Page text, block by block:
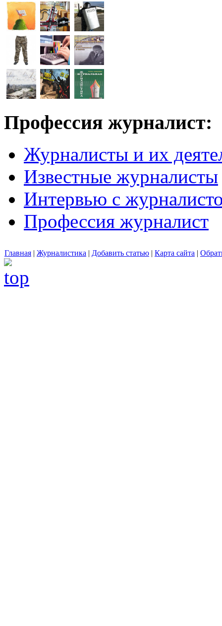
Профессия журналист:
Журналисты и их
Известные журналисты
Интервью с
Профессия журналист
Главная | Журналистика | Добавить статью | Карта сайта |